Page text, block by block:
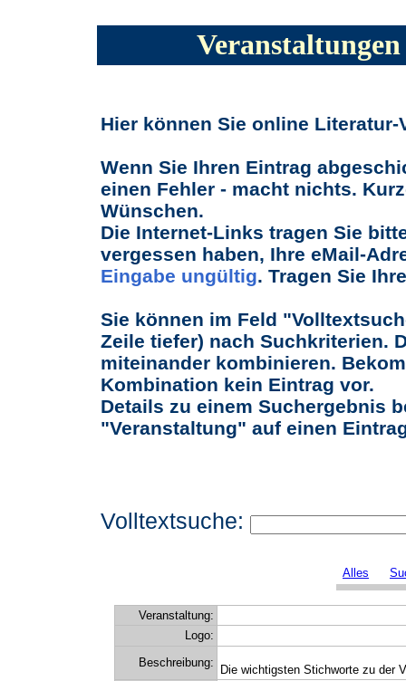
Hier können Sie online
Wenn Sie Ihren Eintrag
einen Fehler - macht nichts.
Wünschen.
Die Internet-Links tragen Sie
vergessen haben, Ihre eMail-
Eingabe ungültig. Tragen Sie
Sie können im Feld
Zeile tiefer) nach Suchkriterien.
miteinander kombinieren.
Kombination kein Eintrag vor.
Details zu einem Suchergebnis
"Veranstaltung" auf einen
Volltextsuche:
Alles
Veranstaltung:
Logo:
Beschreibung:
Die wichtigsten Stichworte zu der